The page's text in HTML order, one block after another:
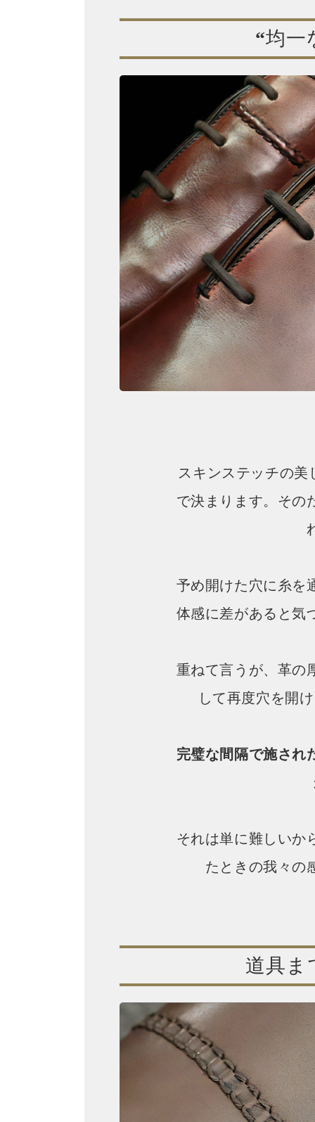
“均一
スキンステッチの美
で決まります。その
予め開けた穴に糸を
体感に差があると気
重ねて言うが、革の
して再度穴を開
完璧な間隔で施され
それは単に難しいか
たときの我々の
道具ま